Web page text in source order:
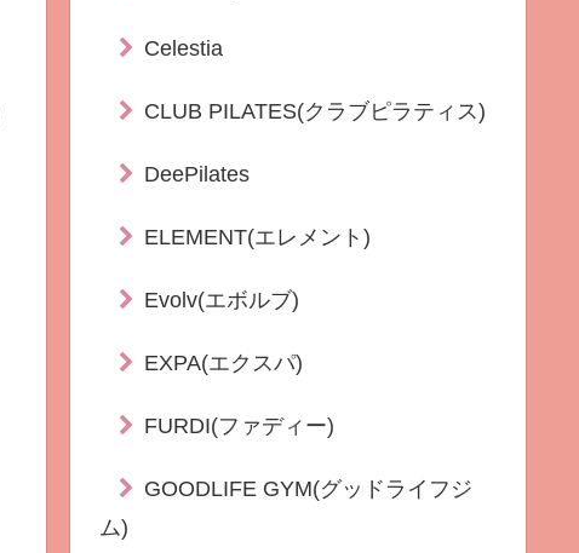
Celestia
CLUB PILATES(クラブピラティス)
DeePilates
ELEMENT(エレメント)
Evolv(エボルブ)
EXPA(エクスパ)
FURDI(ファディー)
GOODLIFE GYM(グッドライフジ
ム)